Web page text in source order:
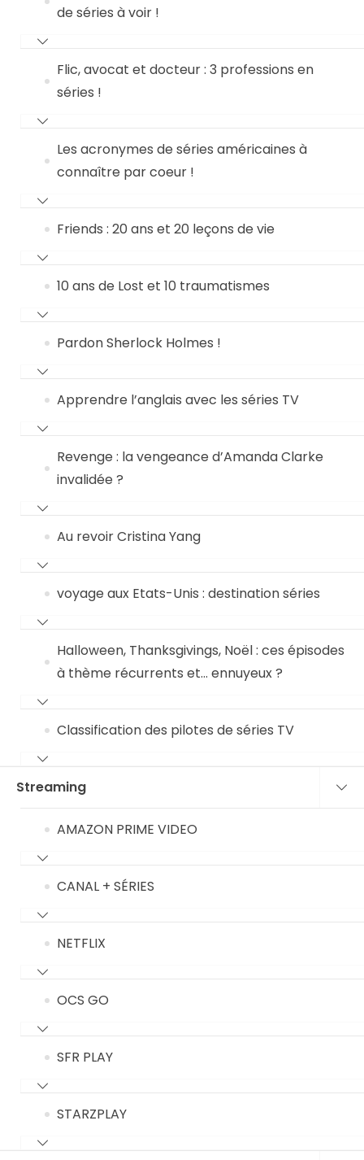
de séries à voir !
Flic, avocat et docteur : 3 professions en
séries !
Les acronymes de séries américaines à
connaître par coeur !
Friends : 20 ans et 20 leçons de vie
10 ans de Lost et 10 traumatismes
Pardon Sherlock Holmes !
Apprendre l’anglais avec les séries TV
Revenge : la vengeance d’Amanda Clarke
invalidée ?
Au revoir Cristina Yang
voyage aux Etats-Unis : destination séries
Halloween, Thanksgivings, Noël : ces épisodes
à thème récurrents et… ennuyeux ?
Classification des pilotes de séries TV
Streaming
AMAZON PRIME VIDEO
CANAL + SÉRIES
NETFLIX
OCS GO
SFR PLAY
STARZPLAY